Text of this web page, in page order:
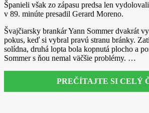
Španieli však zo zápasu predsa len
v 89. minúte presadil Gerard Moreno.
Švajčiarsky brankár Yann Sommer dvakrát
pokus, keď si vybral pravú stranu bránky.
solídna, druhá lopta bola kopnutá plocho a
Sommer s ňou nemal väčšie problémy. …
PREČÍTAJTE SI CELÝ